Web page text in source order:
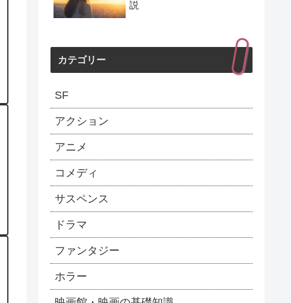
説
カテゴリー
SF
アクション
アニメ
コメディ
サスペンス
ドラマ
ファンタジー
ホラー